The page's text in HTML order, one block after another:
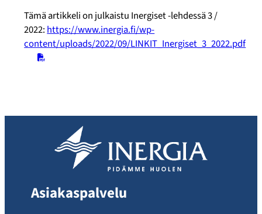
Tämä artikkeli on julkaistu Inergiset -lehdessä 3 /
2022:https://www.inergia.fi/wp-
content/uploads/2022/09/LINKIT_Inergiset_3_2022.pdf
Asiakaspalvelu